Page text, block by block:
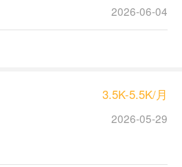
2026-06-04
3.5K-5.5K/月
2026-05-29